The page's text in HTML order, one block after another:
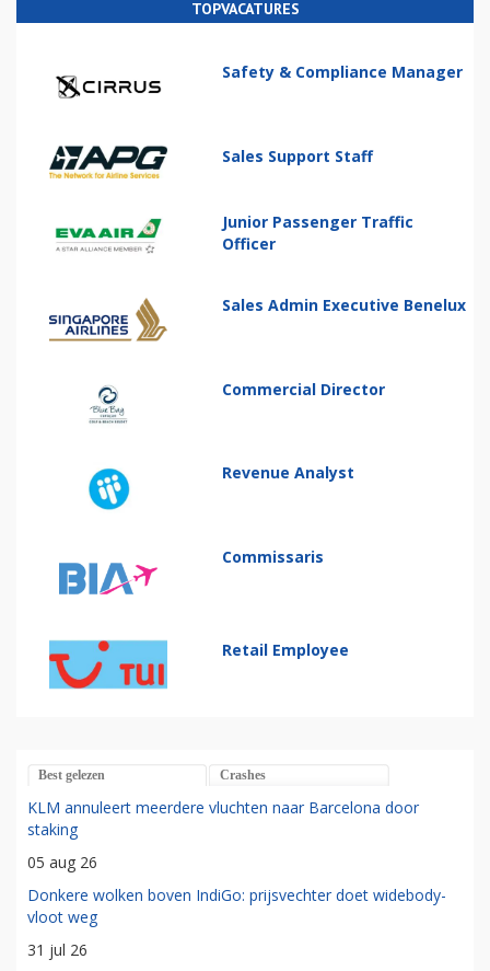
TOPVACATURES
Safety & Compliance Manager
Sales Support Staff
Junior Passenger Traffic
Officer
Sales Admin Executive Benelux
Commercial Director
Revenue Analyst
Commissaris
Retail Employee
Best gelezen Crashes
KLM annuleert meerdere vluchten naar Barcelona door
staking
05 aug 26
Donkere wolken boven IndiGo: prijsvechter doet widebody-
vloot weg
31 jul 26